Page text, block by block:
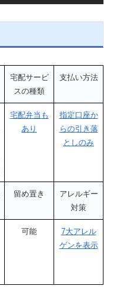
宅配サービ
スの種類
支払い方法
宅配弁当も
あり
指定口座か
らの引き落
としのみ
留め置き
アレルギー
対策
可能
7大アレル
ゲンを表示